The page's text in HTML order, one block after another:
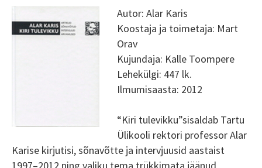
Autor: Alar Karis
Koostaja ja toimetaja: Mart
Orav
Kujundaja: Kalle Toompere
Lehekülgi: 447 lk.
Ilmumisaasta: 2012
“Kiri tulevikku”sisaldab Tartu
Ülikooli rektori professor Alar
Karise kirjutisi, sõnavõtte ja intervjuusid aastaist